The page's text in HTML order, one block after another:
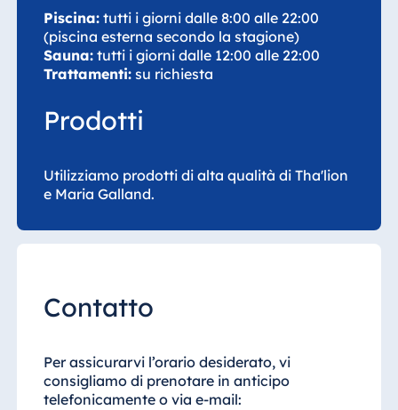
Piscina:tutti i giorni dalle 8:00 alle 22:00
(piscina esterna secondo la stagione)
Sauna:tutti i giorni dalle 12:00 alle 22:00
Trattamenti:su richiesta
Prodotti
Utilizziamo prodotti di alta qualità di Tha'lion
e Maria Galland.
Contatto
Per assicurarvi l’orario desiderato, vi
consigliamo di prenotare in anticipo
telefonicamente o via e-mail: